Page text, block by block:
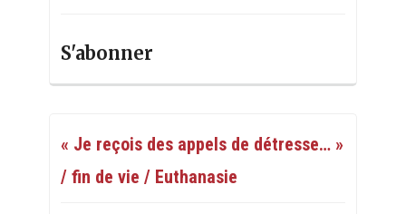
S'abonner
« Je reçois des appels de détresse… »
/ fin de vie / Euthanasie